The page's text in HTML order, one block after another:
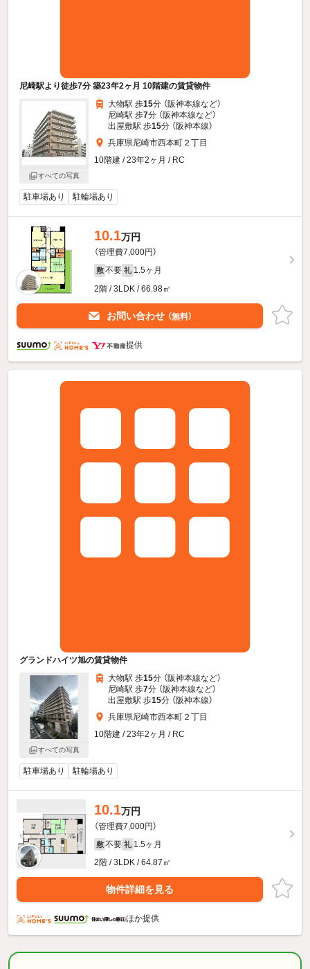
尼崎駅より徒歩7分 築23年2ヶ月 10階建の賃貸物件
すべての写真
大物駅 歩15分 （阪神本線など）
尼崎駅 歩7分 （阪神本線など）
出屋敷駅 歩15分 （阪神本線）
兵庫県尼崎市西本町２丁目
10階建 / 23年2ヶ月 / RC
駐車場あり 駐輪場あり
10.1万円
（管理費7,000円）
敷 不要 礼 1.5ヶ月
2階 / 3LDK / 66.98㎡
お問い合わせ （無料）
提供
グランドハイツ旭の賃貸物件
すべての写真
大物駅 歩15分 （阪神本線など）
尼崎駅 歩7分 （阪神本線など）
出屋敷駅 歩15分 （阪神本線）
兵庫県尼崎市西本町２丁目
10階建 / 23年2ヶ月 / RC
駐車場あり 駐輪場あり
10.1万円
（管理費7,000円）
敷 不要 礼 1.5ヶ月
2階 / 3LDK / 64.87㎡
物件詳細を見る
ほか提供